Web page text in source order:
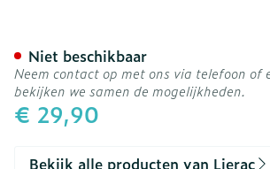
€ 29,90
Niet beschikbaar
Neem contact op met ons via telefoon of
bekijken we samen de mogelijkheden.
Bekijk alle producten van Lierac